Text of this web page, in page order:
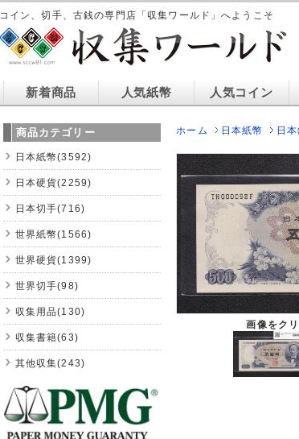
コイン、切手、古銭の専門店「収集ワールド」へようこそ
新着商品 人気紙幣 人気コイン
ホーム 日本紙幣 日
画像をク
商品カテゴリー
日本紙幣(3592)
日本硬貨(2259)
日本切手(716)
世界紙幣(1566)
世界硬貨(1399)
世界切手(98)
収集用品(130)
収集書籍(63)
其他収集(243)